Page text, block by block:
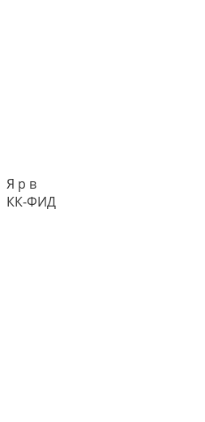
Я р в
КК-ФИД